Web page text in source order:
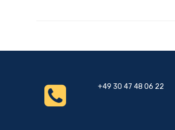
+49 30 47 48 06 22